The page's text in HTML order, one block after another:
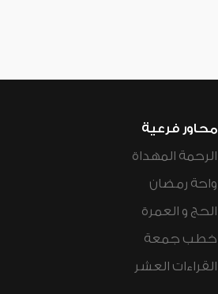
محاور فرعية
الرحمة المهداة
واحة رمضان
الحج و العمرة
خطب جمعة
القراءات العشر